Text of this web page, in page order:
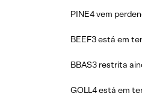
PINE4 vem
BEEF3 está em
BBAS3 restrita
GOLL4 está em